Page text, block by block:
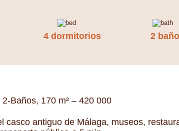
4 dormitorios 2
Baños, 170 m² – 420 000
casco antiguo de Málaga, museos,